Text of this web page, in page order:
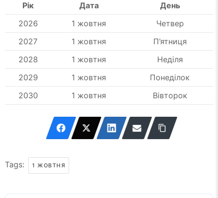
Рік Дата
День
2026
1 жовтня
Четвер
2027
1 жовтня
П’ятниця
2028
1 жовтня
Неділя
2029
1 жовтня
Понеділок
2030
1 жовтня Вівторок
Tags: 1 ЖОВТНЯ